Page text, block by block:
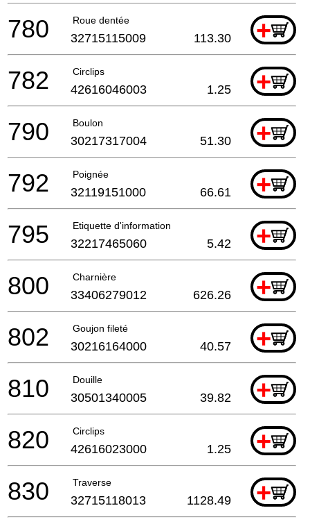
Roue dentée +
780 32715115009 113.30
Circlips +
782 42616046003 1.25
Boulon +
790 30217317004 51.30
Poignée +
792 32119151000 66.61
Etiquette d'information +
795 32217465060 5.42
Charnière +
800 33406279012 626.26
Goujon fileté +
802 30216164000 40.57
Douille +
810 30501340005 39.82
Circlips +
820 42616023000 1.25
Traverse +
830 32715118013 1128.49